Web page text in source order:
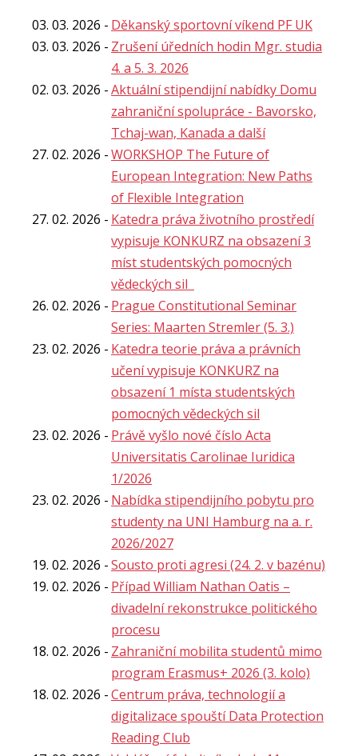
03. 03. 2026
Děkanský sportovní víkend PF UK
03. 03. 2026
Zrušení úředních hodin Mgr. studia
4. a 5. 3. 2026
02. 03. 2026
Aktuální stipendijní nabídky Domu
zahraniční spolupráce - Bavorsko,
Tchaj-wan, Kanada a další
27. 02. 2026
WORKSHOP The Future of
European Integration: New Paths
of Flexible Integration
27. 02. 2026
Katedra práva životního prostředí
vypisuje KONKURZ na obsazení 3
míst studentských pomocných
vědeckých sil
26. 02. 2026
Prague Constitutional Seminar
Series: Maarten Stremler (5. 3.)
23. 02. 2026
Katedra teorie práva a právních
učení vypisuje KONKURZ na
obsazení 1 místa studentských
pomocných vědeckých sil
23. 02. 2026
Právě vyšlo nové číslo Acta
Universitatis Carolinae Iuridica
1/2026
23. 02. 2026
Nabídka stipendijního pobytu pro
studenty na UNI Hamburg na a. r.
2026/2027
19. 02. 2026
Sousto proti agresi (24. 2. v bazénu)
19. 02. 2026
Případ William Nathan Oatis –
divadelní rekonstrukce politického
procesu
18. 02. 2026
Zahraniční mobilita studentů mimo
program Erasmus+ 2026 (3. kolo)
18. 02. 2026
Centrum práva, technologií a
digitalizace spouští Data Protection
Reading Club